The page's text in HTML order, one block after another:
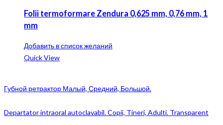
Folii termoformare Zendura 0,625 mm, 0,76 mm, 1
mm
Добавить в список желаний
Quick View
Губной ретрактор Малый, Средний, Большой.
Departator intraoral autoclavabil. Copii, Tineri, Adulti. Transparent